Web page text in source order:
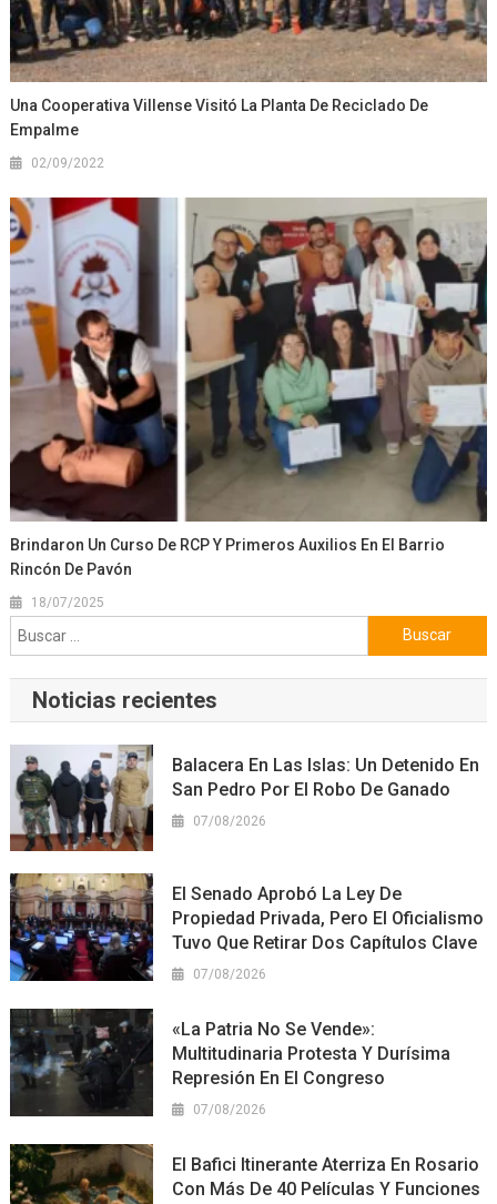
Una Cooperativa Villense Visitó La Planta De Reciclado De
Empalme
02/09/2022
Brindaron Un Curso De RCP Y Primeros Auxilios En El Barrio
Rincón De Pavón
18/07/2025
Buscar:
Noticias recientes
Balacera En Las Islas: Un Detenido En
San Pedro Por El Robo De Ganado
07/08/2026
El Senado Aprobó La Ley De
Propiedad Privada, Pero El Oficialismo
Tuvo Que Retirar Dos Capítulos Clave
07/08/2026
«La Patria No Se Vende»:
Multitudinaria Protesta Y Durísima
Represión En El Congreso
07/08/2026
El Bafici Itinerante Aterriza En Rosario
Con Más De 40 Películas Y Funciones